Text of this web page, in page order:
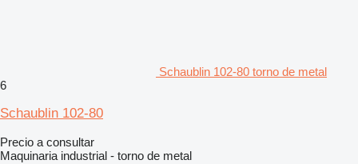
Schaublin 102-80 torno de metal
6
Schaublin 102-80
Precio a consultar
Maquinaria industrial - torno de metal